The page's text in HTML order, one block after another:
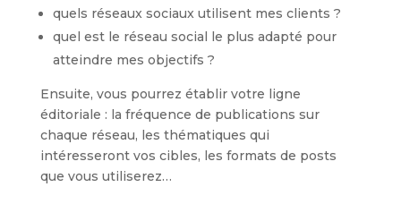
quels réseaux sociaux utilisent mes clients ?
quel est le réseau social le plus adapté pour
atteindre mes objectifs ?
Ensuite, vous pourrez établir votre ligne
éditoriale : la fréquence de publications sur
chaque réseau, les thématiques qui
intéresseront vos cibles, les formats de posts
que vous utiliserez…